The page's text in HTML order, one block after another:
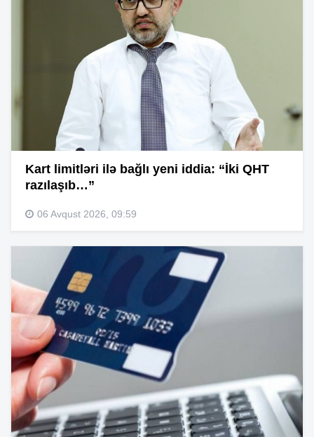
Kart limitləri ilə bağlı yeni iddia: “İki QHT
razılaşıb…”
06 Avqust 2026, 09:59